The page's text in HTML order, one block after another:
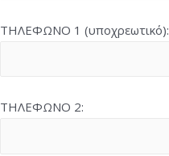
ΤΗΛΕΦΩΝΟ 1 (υποχρεωτικό):
ΤΗΛΕΦΩΝΟ 2: